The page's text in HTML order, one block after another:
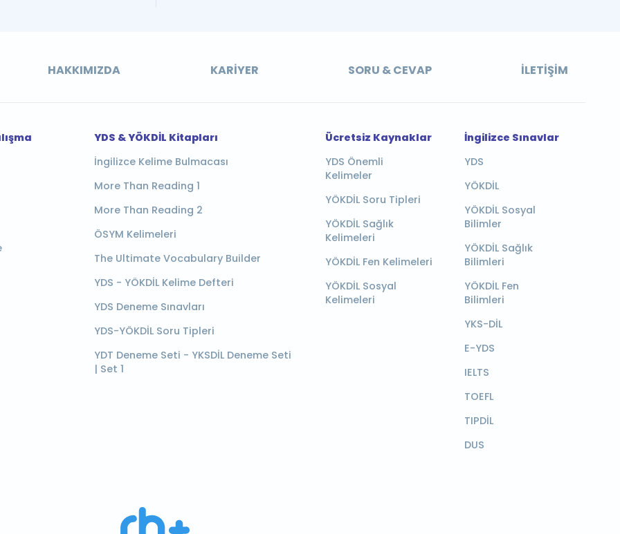
HAKKIMIZDA KARIYER SORU & CEVAP İLETIŞIM
YDS & YÖKDİL Kitapları
İngilizce Kelime Bulmacası
More Than Reading 1
More Than Reading 2
ÖSYM Kelimeleri
The Ultimate Vocabulary Builder
YDS - YÖKDİL Kelime Defteri
YDS Deneme Sınavları
YDS-YÖKDİL Soru Tipleri
YDT Deneme Seti - YKSDİL Deneme Seti
| Set 1
Ücretsiz Kaynaklar
YDS Önemli
Kelimeler
YÖKDİL Soru Tipleri
YÖKDİL Sağlık
Kelimeleri
YÖKDİL Fen Kelimeleri
YÖKDİL Sosyal
Kelimeleri
İngilizce Sınavlar
YDS
YÖKDİL
YÖKDİL Sosyal
Bilimler
YÖKDİL Sağlık
Bilimleri
YÖKDİL Fen
Bilimleri
YKS-DİL
E-YDS
IELTS
TOEFL
TIPDİL
DUS